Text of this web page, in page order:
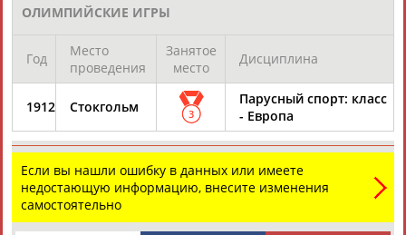
ОЛИМПИЙСКИЕ ИГРЫ
Год
Место
проведения
Занятое
место
Дисциплина
1912 Стокгольм 3
Парусный спорт: класс
- Европа
Если вы нашли ошибку в данных или имеете
недостающую информацию, внесите изменения
самостоятельно